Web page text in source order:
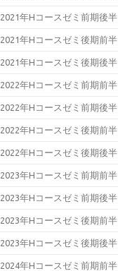
2021年Hコースゼミ前期後半
2021年Hコースゼミ後期前半
2021年Hコースゼミ後期後半
2022年Hコースゼミ前期前半
2022年Hコースゼミ前期後半
2022年Hコースゼミ後期前半
2022年Hコースゼミ後期後半
2023年Hコースゼミ前期前半
2023年Hコースゼミ前期後半
2023年Hコースゼミ後期前半
2023年Hコースゼミ後期後半
2024年Hコースゼミ前期前半